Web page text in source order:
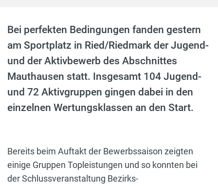
Bei perfekten Bedingungen fanden gestern
am Sportplatz in Ried/Riedmark der Jugend-
und der Aktivbewerb des Abschnittes
Mauthausen statt. Insgesamt 104 Jugend-
und 72 Aktivgruppen gingen dabei in den
einzelnen Wertungsklassen an den Start.
Bereits beim Auftakt der Bewerbssaison zeigten
einige Gruppen Topleistungen und so konnten bei
der Schlussveranstaltung Bezirks-